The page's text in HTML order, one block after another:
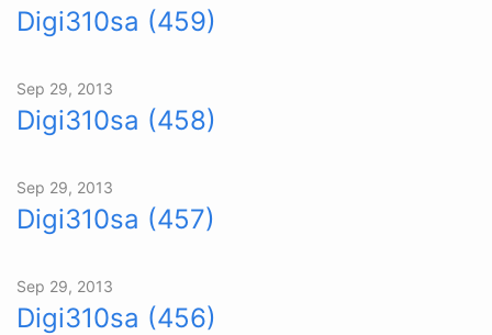
Digi310sa (459)
Sep 29, 2013
Digi310sa (458)
Sep 29, 2013
Digi310sa (457)
Sep 29, 2013
Digi310sa (456)